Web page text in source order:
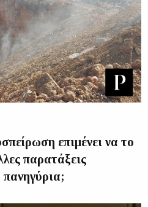
επιμένει να το
παρατάξεις